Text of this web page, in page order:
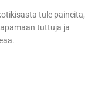
tule paineita,
tuttuja ja